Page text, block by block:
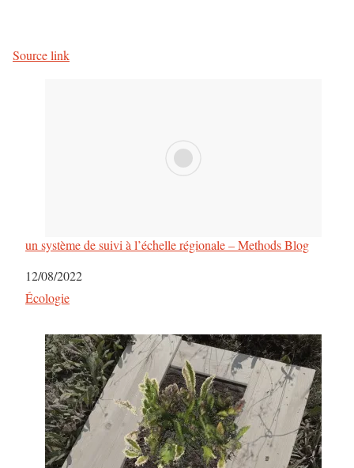
Source link
un système de suivi à l’échelle régionale – Methods Blog
Date
12/08/2022
Par rapport à
Écologie